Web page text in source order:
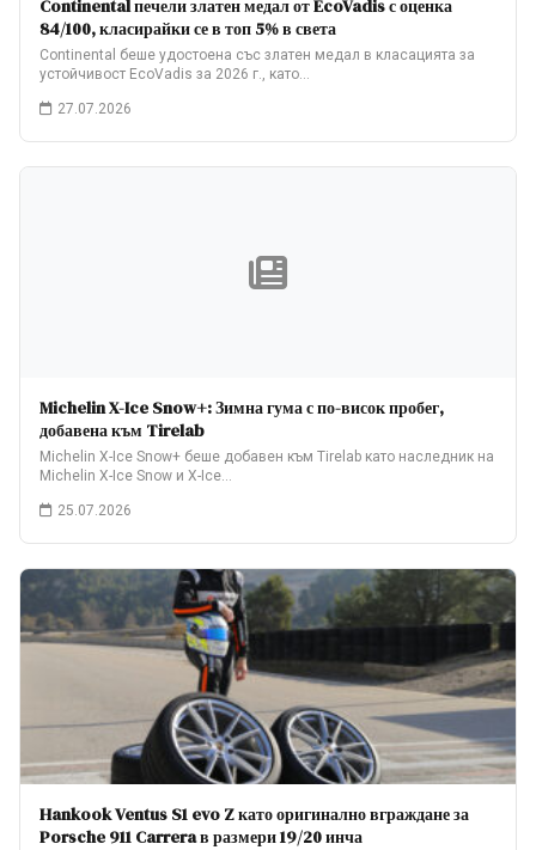
Continental печели златен медал от EcoVadis с оценка
84/100, класирайки се в топ 5% в света
Continental беше удостоена със златен медал в класацията за
устойчивост EcoVadis за 2026 г., като…
27.07.2026
Michelin X-Ice Snow+: Зимна гума с по-висок пробег,
добавена към Tirelab
Michelin X-Ice Snow+ беше добавен към Tirelab като наследник на
Michelin X-Ice Snow и X-Ice…
25.07.2026
Hankook Ventus S1 evo Z като оригинално вграждане за
Porsche 911 Carrera в размери 19/20 инча